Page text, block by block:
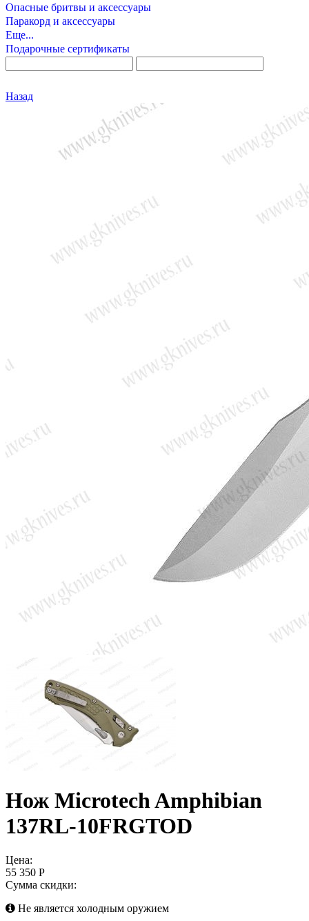
Опасные бритвы и аксессуары
Паракорд и аксессуары
Еще...
Подарочные сертификаты
Назад
Нож Microtech Amphibian
137RL-10FRGTOD
Цена:
55 350 Р
Сумма скидки:
Не является холодным оружием